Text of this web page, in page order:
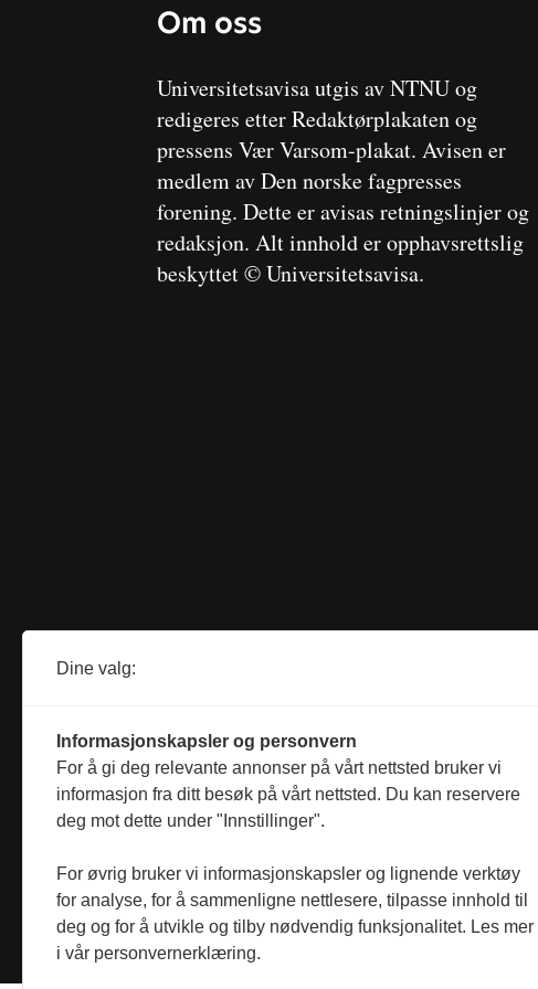
Om oss
Universitetsavisa utgis av NTNU og
redigeres etter Redaktørplakaten og
pressens Vær Varsom-plakat. Avisen er
medlem av Den norske fagpresses
forening. Dette er avisas retningslinjer og
redaksjon. Alt innhold er opphavsrettslig
beskyttet © Universitetsavisa.
Dine valg:
Informasjonskapsler og personvern
For å gi deg relevante annonser på vårt nettsted bruker vi
informasjon fra ditt besøk på vårt nettsted. Du kan reservere
deg mot dette under "Innstillinger".
For øvrig bruker vi informasjonskapsler og lignende verktøy
for analyse, for å sammenligne nettlesere, tilpasse innhold til
deg og for å utvikle og tilby nødvendig funksjonalitet. Les mer
i vår personvernerklæring.